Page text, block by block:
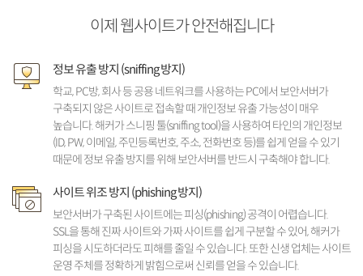
이제 웹사이트가 안전해집니다
정보 유출 방지 (sniffing 방지)
학교, PC방, 회사 등 공용 네트워크를 사용하는 PC에서 보안서버가
구축되지 않은 사이트로 접속할 때 개인정보 유출 가능성이 매우
높습니다. 해커가 스니핑 툴(sniffing tool)을 사용하여 타인의 개인정보
(ID, PW, 이메일, 주민등록번호, 주소, 전화번호 등)를 쉽게 얻을 수 있기
때문에 정보 유출 방지를 위해 보안서버를 반드시 구축해야 합니다.
사이트 위조 방지 (phishing 방지)
보안서버가 구축된 사이트에는 피싱(phishing) 공격이 어렵습니다.
SSL을 통해 진짜 사이트와 가짜 사이트를 쉽게 구분할 수 있어, 해커가
피싱을 시도하더라도 피해를 줄일 수 있습니다. 또한 신생 업체는 사이트
운영 주체를 정확하게 밝힘으로써 신뢰를 얻을 수 있습니다.